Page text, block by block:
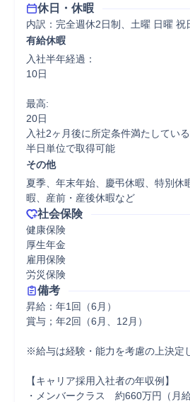
休日・休暇
内訳：完全週休2日制、土曜 日曜 祝
有給休暇
入社半年経過：
10日
最高:
20日
入社2ヶ月後に所定条件満たしてい
半日単位で取得可能
その他
夏季、年末年始、慶弔休暇、特別休
暇、産前・産後休暇など
社会保険
健康保険
厚生年金
雇用保険
労災保険
備考
昇給：年1回（6月）
賞与；年2回（6月、12月）
※給与は経験・能力を考慮の上決定
【キャリア採用入社者の年収例】
・メンバークラス　約660万円（月